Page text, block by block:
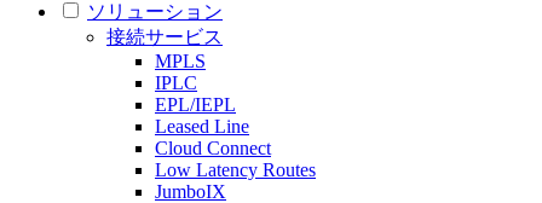
ソリューション
接続サービス
MPLS
IPLC
EPL/IEPL
Leased Line
Cloud Connect
Low Latency Routes
JumboIX